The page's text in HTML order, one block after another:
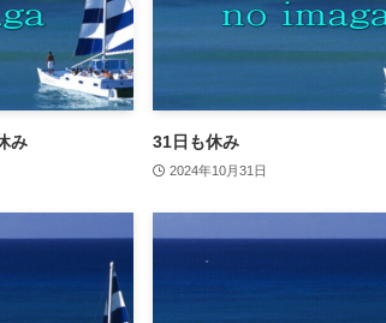
み 31日も休み
2024年10月31日